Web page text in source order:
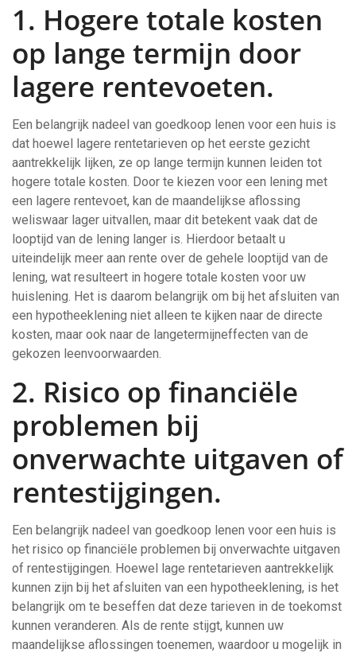
1. Hogere totale kosten
op lange termijn door
lagere rentevoeten.
Een belangrijk nadeel van goedkoop lenen voor een huis is
dat hoewel lagere rentetarieven op het eerste gezicht
aantrekkelijk lijken, ze op lange termijn kunnen leiden tot
hogere totale kosten. Door te kiezen voor een lening met
een lagere rentevoet, kan de maandelijkse aflossing
weliswaar lager uitvallen, maar dit betekent vaak dat de
looptijd van de lening langer is. Hierdoor betaalt u
uiteindelijk meer aan rente over de gehele looptijd van de
lening, wat resulteert in hogere totale kosten voor uw
huislening. Het is daarom belangrijk om bij het afsluiten van
een hypotheeklening niet alleen te kijken naar de directe
kosten, maar ook naar de langetermijneffecten van de
gekozen leenvoorwaarden.
2. Risico op financiële
problemen bij
onverwachte uitgaven of
rentestijgingen.
Een belangrijk nadeel van goedkoop lenen voor een huis is
het risico op financiële problemen bij onverwachte uitgaven
of rentestijgingen. Hoewel lage rentetarieven aantrekkelijk
kunnen zijn bij het afsluiten van een hypotheeklening, is het
belangrijk om te beseffen dat deze tarieven in de toekomst
kunnen veranderen. Als de rente stijgt, kunnen uw
maandelijkse aflossingen toenemen, waardoor u mogelijk in